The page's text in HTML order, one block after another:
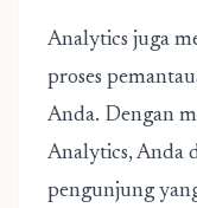
Analytics juga
proses
Anda. Dengan
Analytics, Anda
pengunjung